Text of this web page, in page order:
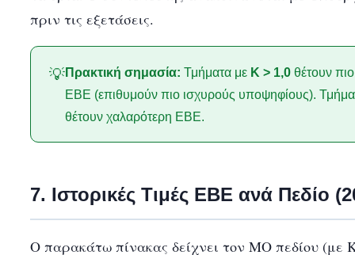
πριν τις εξετάσεις.
💡Πρακτική σημασία: Τμήματα με Κ > 1,0θέτουν
ΕΒΕ (επιθυμούν πιο ισχυρούς υποψηφίους).
θέτουν χαλαρότερη ΕΒΕ.
7. Ιστορικές Τιμές ΕΒΕ ανά Πεδίο
Ο παρακάτω πίνακας δείχνει τον ΜΟ πεδίου (με